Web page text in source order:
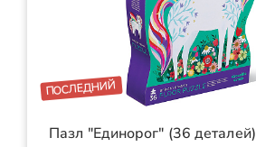
ПОСЛЕДНИЙ
Пазл "Единорог" (36 деталей)